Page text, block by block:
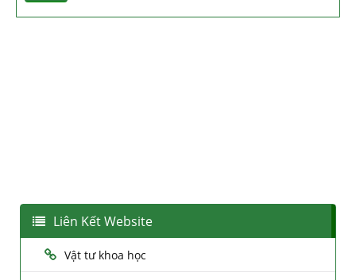
Liên Kết Website
Vật tư khoa học